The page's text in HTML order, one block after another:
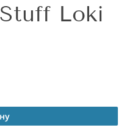
Loki